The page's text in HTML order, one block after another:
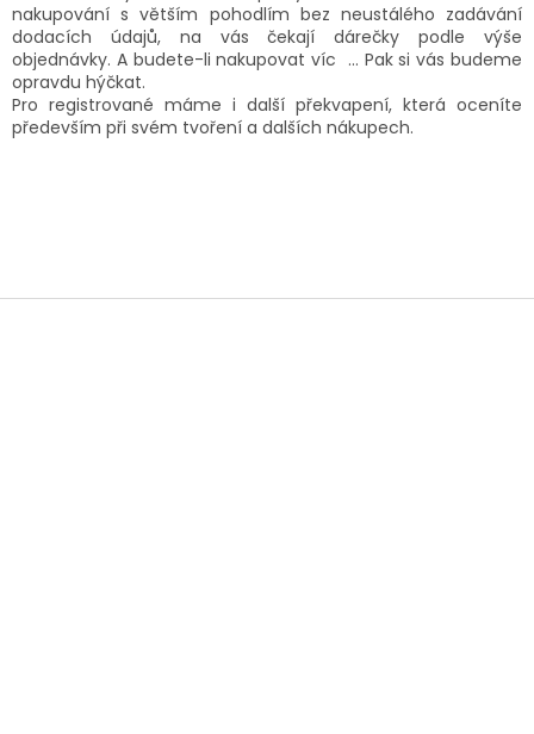
nakupování s větším pohodlím bez neustálého zadávání
dodacích údajů, na vás čekají dárečky podle výše
objednávky. A budete-li nakupovat víc ... Pak si vás budeme
opravdu hýčkat.
Pro registrované máme i další překvapení, která oceníte
především při svém tvoření a dalších nákupech.